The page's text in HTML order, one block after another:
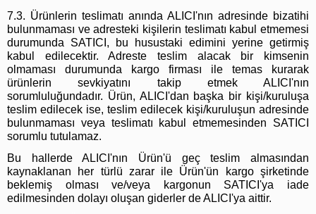
7.3. Ürünlerin teslimatı anında ALICI'nın adresinde bizatihi
bulunmaması ve adresteki kişilerin teslimatı kabul etmemesi
durumunda SATICI, bu husustaki edimini yerine getirmiş
kabul edilecektir. Adreste teslim alacak bir kimsenin
olmaması durumunda kargo firması ile temas kurarak
ürünlerin sevkiyatını takip etmek ALICI'nın
sorumluluğundadır. Ürün, ALICI'dan başka bir kişi/kuruluşa
teslim edilecek ise, teslim edilecek kişi/kuruluşun adresinde
bulunmaması veya teslimatı kabul etmemesinden SATICI
sorumlu tutulamaz.
Bu hallerde ALICI'nın Ürün'ü geç teslim almasından
kaynaklanan her türlü zarar ile Ürün'ün kargo şirketinde
beklemiş olması ve/veya kargonun SATICI'ya iade
edilmesinden dolayı oluşan giderler de ALICI'ya aittir.